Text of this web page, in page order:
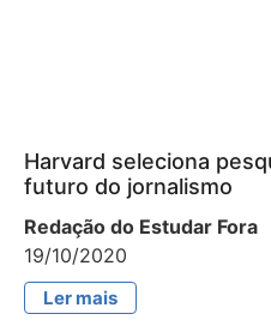
Harvard seleciona
futuro do jornalismo
Redação do Estudar Fora
19/10/2020
Ler mais